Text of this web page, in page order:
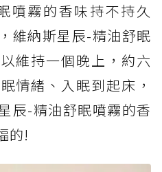
噴霧的香味持不持久
維納斯星辰-精油舒眠
維持一個晚上，約六
情緒、入眠到起床，
辰-精油舒眠噴霧的香
的!